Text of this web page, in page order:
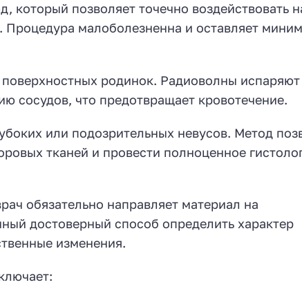
который позволяет точечно воздействовать
малоболезненна и оставляет
родинок. Радиоволны испаряют
сосудов, что предотвращает кровотечение.
или подозрительных невусов. Метод
тканей и провести полноценное
обязательно направляет материал на
достоверный способ определить характер
изменения.